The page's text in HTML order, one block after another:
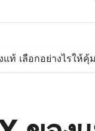
แท้ เลือกอย่างไรใ